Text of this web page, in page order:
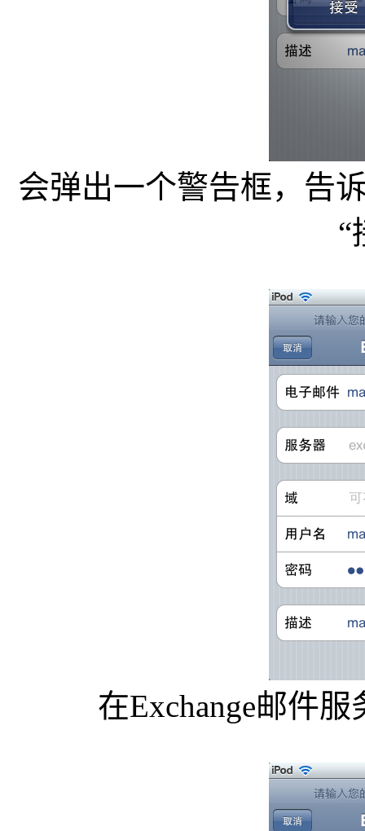
会弹出一个警告框，告
“
在Exchange邮件